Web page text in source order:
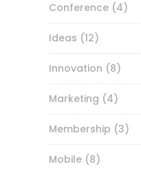
Conference (4)
Ideas (12)
Innovation (8)
Marketing (4)
Membership (3)
Mobile (8)